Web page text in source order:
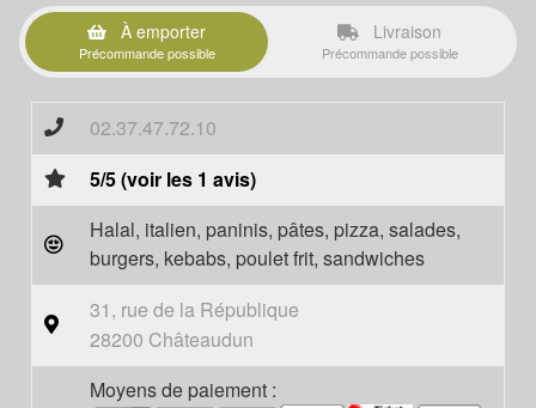
À emporter
Précommande possible
Livraison
Précommande possible
02.37.47.72.10
5/5 (voir les 1 avis)
Halal, italien, paninis, pâtes, pizza, salades,
burgers, kebabs, poulet frit, sandwiches
31, rue de la République
28200 Châteaudun
Moyens de paiement :